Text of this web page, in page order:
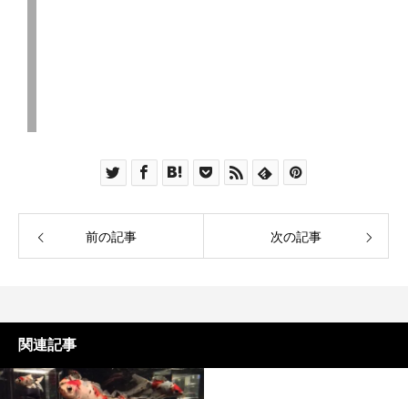
前の記事 次の記事
関連記事